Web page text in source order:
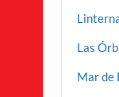
Las
Mar de